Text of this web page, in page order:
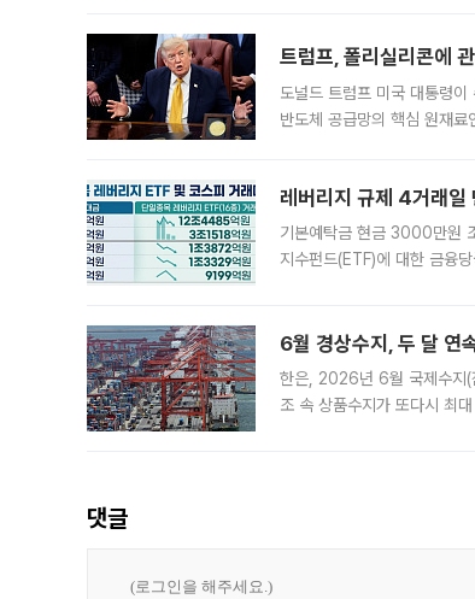
트럼프, 폴리실리콘에
도널드 트럼프 미국 대통령
반도체 공급망의 핵심 원재
레버리지 규제 4거래
기본예탁금 현금 3000만원
지수펀드(ETF)에 대한 금융
6월 경상수지, 두 달 연
한은, 2026년 6월 국제수지(
조 속 상품수지가 또다시 최
댓글